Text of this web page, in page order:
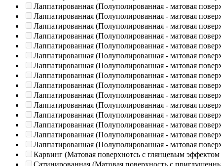
Лаппатированная (Полуполированная - матовая
Лаппатированная (Полуполированная - матовая
Лаппатированная (Полуполированная - матовая
Лаппатированная (Полуполированная - матовая
Лаппатированная (Полуполированная - матовая
Лаппатированная (Полуполированная - матовая
Лаппатированная (Полуполированная - матовая
Лаппатированная (Полуполированная - матовая
Лаппатированная (Полуполированная - матовая
Лаппатированная (Полуполированная - матовая
Лаппатированная (Полуполированная - матовая
Лаппатированная (Полуполированная - матовая
Лаппатированная (Полуполированная - матовая
Лаппатированная (Полуполированная - матовая
Лаппатированная (Полуполированная - матовая
Карвинг (Матовая поверхнотсь с глянцевым эффектом